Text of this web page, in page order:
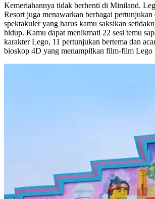
Kemeriahannya tidak berhenti di Miniland.
Resort juga menawarkan berbagai pertunjukan
spektakuler yang harus kamu saksikan
hidup. Kamu dapat menikmati 22 sesi temu
karakter Lego, 11 pertunjukan bertema dan
bioskop 4D yang menampilkan film-film Lego